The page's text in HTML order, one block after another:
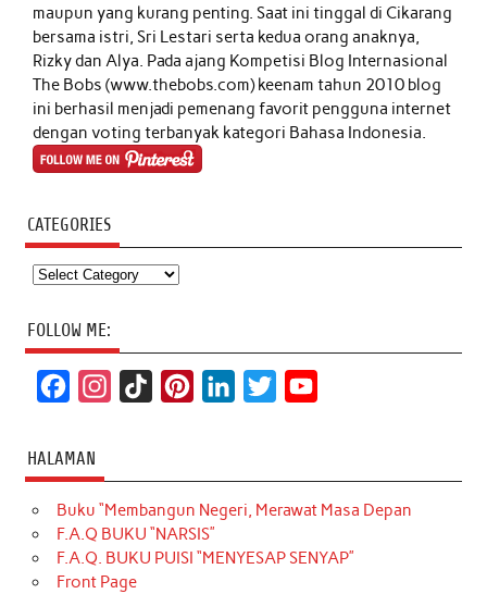
maupun yang kurang penting. Saat ini tinggal di Cikarang
bersama istri, Sri Lestari serta kedua orang anaknya,
Rizky dan Alya. Pada ajang Kompetisi Blog Internasional
The Bobs (www.thebobs.com) keenam tahun 2010 blog
ini berhasil menjadi pemenang favorit pengguna internet
dengan voting terbanyak kategori Bahasa Indonesia.
CATEGORIES
Categories
FOLLOW ME:
c
e
b
o
o
t
a
g
r
T
o
k
t
e
r
k
e
d
t
t
e
T
u
b
HALAMAN
Buku “Membangun Negeri, Merawat Masa Depan
F.A.Q BUKU “NARSIS”
F.A.Q. BUKU PUISI “MENYESAP SENYAP”
Front Page